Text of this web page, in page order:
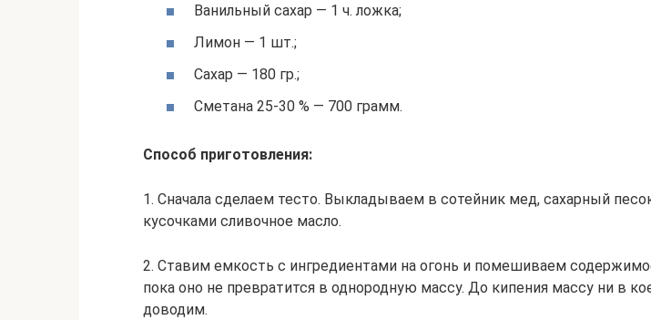
Ванильный сахар — 1 ч. ложка;
Лимон — 1 шт.;
Сахар — 180 гр.;
Сметана 25-30 % — 700 грамм.
Способ приготовления:
1. Сначала сделаем тесто. Выкладываем в сотейник мед, сахарный
кусочками сливочное масло.
2. Ставим емкость с ингредиентами на огонь и помешиваем
пока оно не превратится в однородную массу. До кипения массу ни в
доводим.